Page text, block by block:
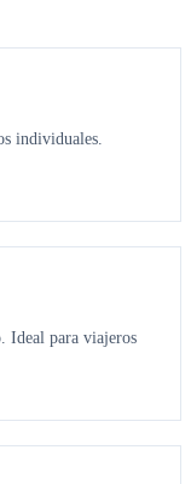
individuales.
Ideal para viajeros